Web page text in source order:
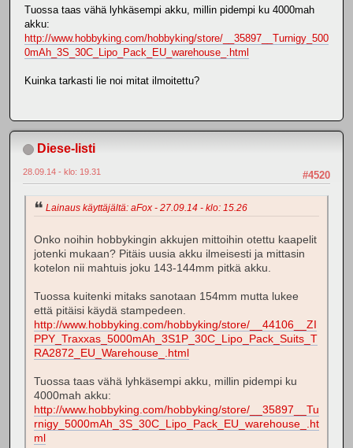
Tuossa taas vähä lyhkäsempi akku, millin pidempi ku 4000mah
akku:
http://www.hobbyking.com/hobbyking/store/__35897__Turnigy_500
0mAh_3S_30C_Lipo_Pack_EU_warehouse_.html
Kuinka tarkasti lie noi mitat ilmoitettu?
Diese-listi
#4520
28.09.14 - klo: 19.31
Lainaus käyttäjältä: aFox - 27.09.14 - klo: 15.26
Onko noihin hobbykingin akkujen mittoihin otettu kaapelit
jotenki mukaan? Pitäis uusia akku ilmeisesti ja mittasin
kotelon nii mahtuis joku 143-144mm pitkä akku.
Tuossa kuitenki mitaks sanotaan 154mm mutta lukee
että pitäisi käydä stampedeen.
http://www.hobbyking.com/hobbyking/store/__44106__ZI
PPY_Traxxas_5000mAh_3S1P_30C_Lipo_Pack_Suits_T
RA2872_EU_Warehouse_.html
Tuossa taas vähä lyhkäsempi akku, millin pidempi ku
4000mah akku:
http://www.hobbyking.com/hobbyking/store/__35897__Tu
rnigy_5000mAh_3S_30C_Lipo_Pack_EU_warehouse_.ht
ml